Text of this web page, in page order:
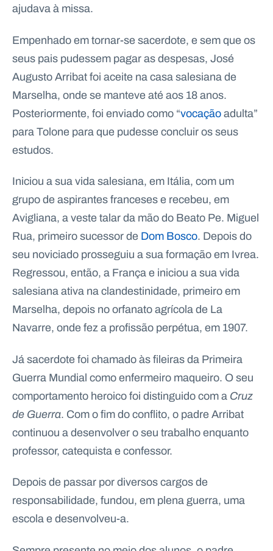
ajudava à missa.
Empenhado em tornar-se sacerdote, e sem que os
seus pais pudessem pagar as despesas, José
Augusto Arribat foi aceite na casa salesiana de
Marselha, onde se manteve até aos 18 anos.
Posteriormente, foi enviado como “vocaçãoadulta”
para Tolone para que pudesse concluir os seus
estudos.
Iniciou a sua vida salesiana, em Itália, com um
grupo de aspirantes franceses e recebeu, em
Avigliana, a veste talar da mão do Beato Pe. Miguel
Rua, primeiro sucessor de Dom Bosco. Depois do
seu noviciado prosseguiu a sua formação em Ivrea.
Regressou, então, a França e iniciou a sua vida
salesiana ativa na clandestinidade, primeiro em
Marselha, depois no orfanato agrícola de La
Navarre, onde fez a profissão perpétua, em 1907.
Já sacerdote foi chamado às fileiras da Primeira
Guerra Mundial como enfermeiro maqueiro. O seu
comportamento heroico foi distinguido com aCruz
de Guerra. Com o fim do conflito, o padre Arribat
continuou a desenvolver o seu trabalho enquanto
professor, catequista e confessor.
Depois de passar por diversos cargos de
responsabilidade, fundou, em plena guerra, uma
escola e desenvolveu-a.